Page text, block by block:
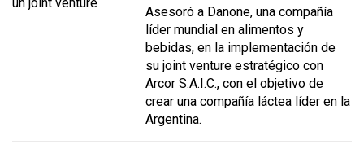
Asesoró a Danone, una compañía
líder mundial en alimentos y
bebidas, en la implementación de
su joint venture estratégico con
Arcor S.A.I.C., con el objetivo de
crear una compañía láctea líder en la
Argentina.